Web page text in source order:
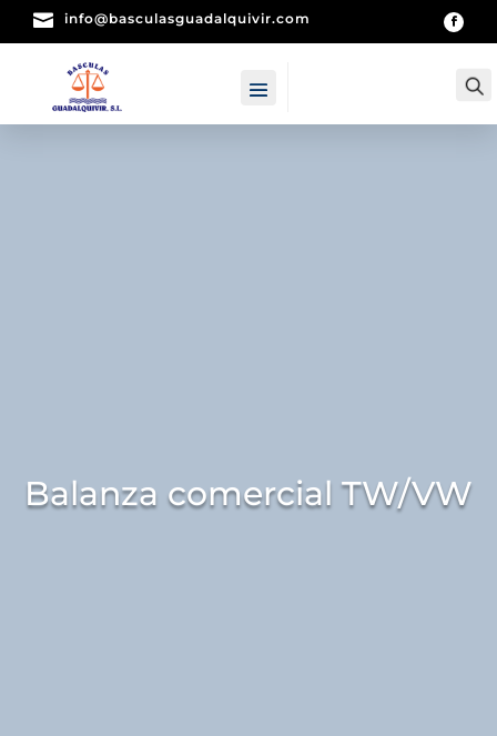
 info@basculasguadalquivir.com
Balanza comercial TW/VW